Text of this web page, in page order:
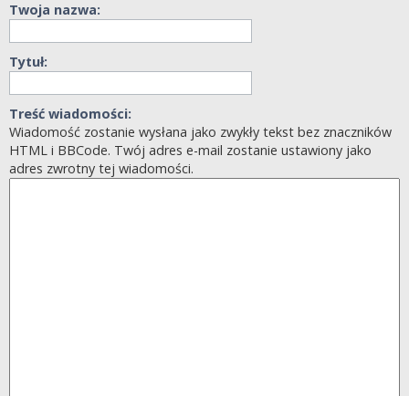
Twoja nazwa:
Tytuł:
Treść wiadomości:
Wiadomość zostanie wysłana jako zwykły tekst bez znaczników
HTML i BBCode. Twój adres e-mail zostanie ustawiony jako
adres zwrotny tej wiadomości.